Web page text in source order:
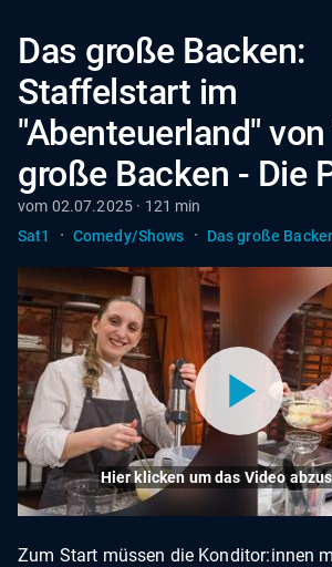
Das große Backen:
Staffelstart im
"Abenteuerland" von
große Backen - Die
vom 02.07.2025 · 121 min
Sat1
· Comedy/Shows · Das große
Hier klicken um das Video
Zum Start müssen die Konditor:innen